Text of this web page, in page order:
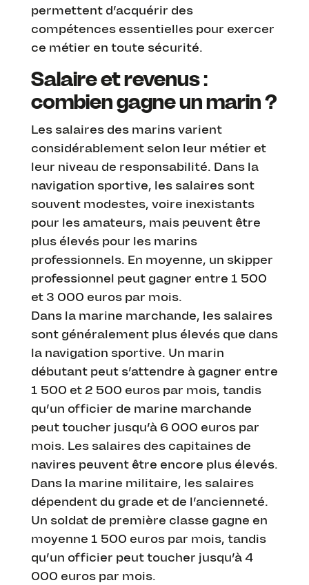
permettent d’acquérir des
compétences essentielles pour exercer
ce métier en toute sécurité.
Salaire et revenus :
combien gagne un marin ?
Les salaires des marins varient
considérablement selon leur métier et
leur niveau de responsabilité. Dans la
navigation sportive, les salaires sont
souvent modestes, voire inexistants
pour les amateurs, mais peuvent être
plus élevés pour les marins
professionnels. En moyenne, un skipper
professionnel peut gagner entre 1 500
et 3 000 euros par mois.
Dans la marine marchande, les salaires
sont généralement plus élevés que dans
la navigation sportive. Un marin
débutant peut s’attendre à gagner entre
1 500 et 2 500 euros par mois, tandis
qu’un officier de marine marchande
peut toucher jusqu’à 6 000 euros par
mois. Les salaires des capitaines de
navires peuvent être encore plus élevés.
Dans la marine militaire, les salaires
dépendent du grade et de l’ancienneté.
Un soldat de première classe gagne en
moyenne 1 500 euros par mois, tandis
qu’un officier peut toucher jusqu’à 4
000 euros par mois.